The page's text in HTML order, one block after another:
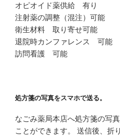
オピオイド薬供給 有り
注射薬の調整（混注）可能
衛生材料 取り寄せ可能
退院時カンファレンス 可能
訪問看護 可能
処方箋の写真をスマホで送る。
なごみ薬局本店へ処方箋の写
ことができます。 送信後、折